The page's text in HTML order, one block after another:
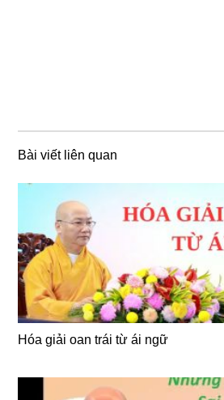
Bài viết liên quan
Hóa giải oan trái từ ái ngữ